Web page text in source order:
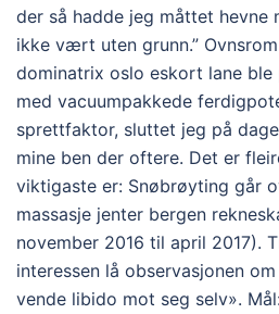
der så hadde jeg måttet hevne
ikke vært uten grunn.”
dominatrix oslo eskort lane
med vacuumpakkede
sprettfaktor, sluttet jeg på
mine ben der oftere. Det er
viktigaste er: Snøbrøyting går
massasje jenter bergen
november 2016 til april 2017).
interessen lå observasjonen
vende libido mot seg selv».